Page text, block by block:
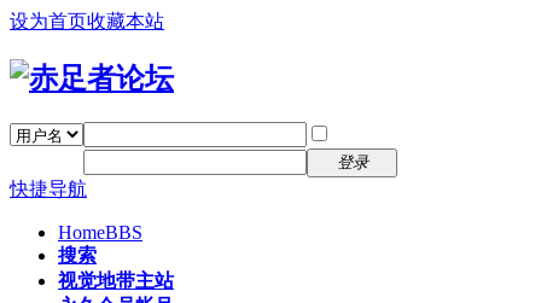
设为首页收藏本站
登录
快捷导航
HomeBBS
搜索
视觉地带主站